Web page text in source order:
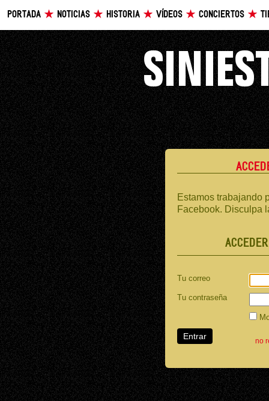
PORTADA NOTICIAS HISTORIA VÍDEOS CONCIERTOS
Estamos trabajando
Facebook. Disculpa
Tu correo
Tu contraseña
no